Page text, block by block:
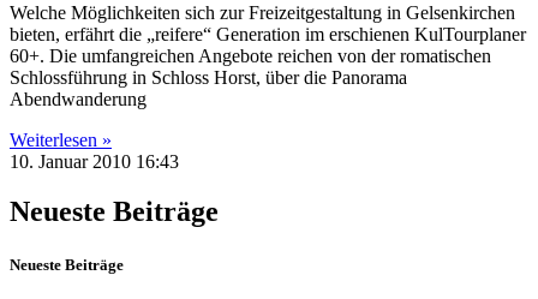
Welche Möglichkeiten sich zur Freizeitgestaltung in Gelsenkirchen
bieten, erfährt die „reifere“ Generation im erschienen KulTourplaner
60+. Die umfangreichen Angebote reichen von der romatischen
Schlossführung in Schloss Horst, über die Panorama
Abendwanderung
Weiterlesen »
10. Januar 2010 16:43
Neueste Beiträge
Neueste Beiträge